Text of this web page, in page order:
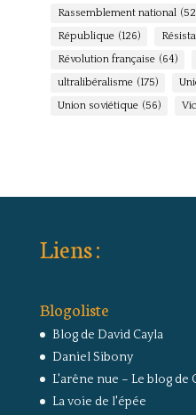
Rassemblement national
République (126)
Révolution française (64)
ultralibéralisme (175)
Union soviétique (56)
Liens :
Blogoliste
Blog de David Cayla
Daniel Sibony
L'arêne nue – Le blog de
La voie de l'épée